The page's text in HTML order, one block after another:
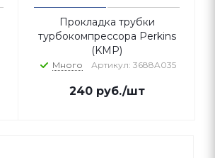
Прокладка трубки
турбокомпрессора Perkins
(KMP)
Много Артикул: 3688A035
240руб./шт